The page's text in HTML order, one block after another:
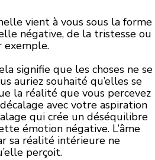
vient à vous sous la forme
négative, de la tristesse ou
exemple.
signifie que les choses ne se
auriez souhaité qu’elles se
la réalité que vous percevez
avec votre aspiration
qui crée un déséquilibre
émotion négative. L’âme
sa réalité intérieure ne
perçoit.